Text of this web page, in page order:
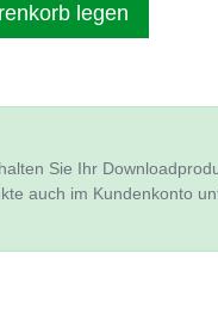
legen
Sie Ihr
auch im Kundenkonto